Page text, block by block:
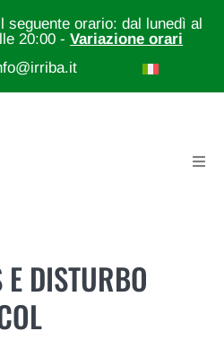
seguente orario: dal lunedì al
20:00 -Variazione orari
E DISTURBO